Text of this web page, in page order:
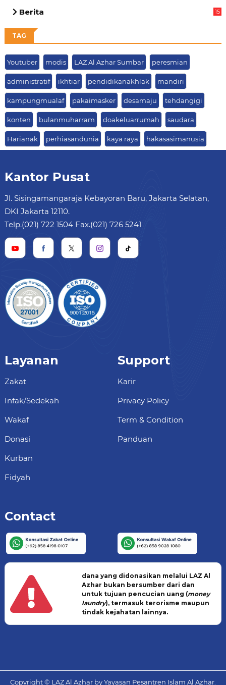
Berita
15
TAG
Youtuber modis LAZ Al Azhar Sumbar peresmian
administratif ikhtiar pendidikanakhlak mandiri
kampungmualaf pakaimasker desamaju tehdangigi
konten bulanmuharram doakeluarrumah saudara
Harianak perhiasandunia kaya raya hakasasimanusia
Kantor Pusat
Jl. Sisingamangaraja Kebayoran Baru, Jakarta Selatan,
DKI Jakarta 12110.
Telp.(021) 722 1504 Fax.(021) 726 5241
Layanan
Zakat
Infak/Sedekah
Wakaf
Donasi
Kurban
Fidyah
Support
Karir
Privacy Policy
Term & Condition
Panduan
Contact
dana yang didonasikan melalui LAZ Al
Azhar bukan bersumber dari dan
untuk tujuan pencucian uang (money
laundry), termasuk terorisme maupun
tindak kejahatan lainnya.
Copyright © LAZ Al Azhar by Yayasan Pesantren Islam Al Azhar.